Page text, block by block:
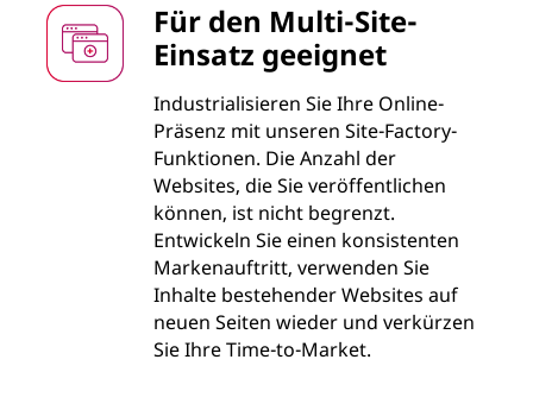
Für den Multi-Site-
Einsatz geeignet
Industrialisieren Sie Ihre Online-
Präsenz mit unseren Site-Factory-
Funktionen. Die Anzahl der
Websites, die Sie veröffentlichen
können, ist nicht begrenzt.
Entwickeln Sie einen konsistenten
Markenauftritt, verwenden Sie
Inhalte bestehender Websites auf
neuen Seiten wieder und verkürzen
Sie Ihre Time-to-Market.